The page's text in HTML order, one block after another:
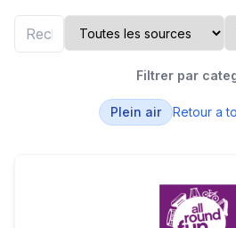
Filtrer par
Plein air Retour a